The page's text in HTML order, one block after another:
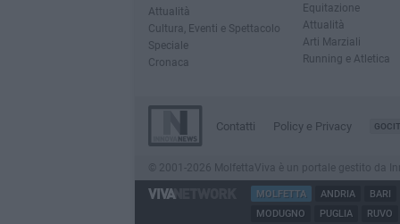
Attualità
Cultura, Eventi e Spettacolo
Speciale
Cronaca
Equitazione
Attualità
Arti Marziali
Running e Atletica
Contatti Policy e Privacy
© 2001-2026 MolfettaViva è un portale gestito da
MOLFETTA ANDRIA BARI
MODUGNO
PUGLIA RUVO